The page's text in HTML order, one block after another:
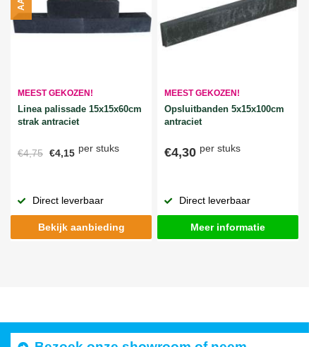
MEEST GEKOZEN!
Linea palissade 15x15x60cm
strak antraciet
€4,75 €4,15 per stuks
Direct leverbaar
Bekijk aanbieding
MEEST GEKOZEN!
Opsluitbanden 5x15x100cm
antraciet
€4,30 per stuks
Direct leverbaar
Meer informatie